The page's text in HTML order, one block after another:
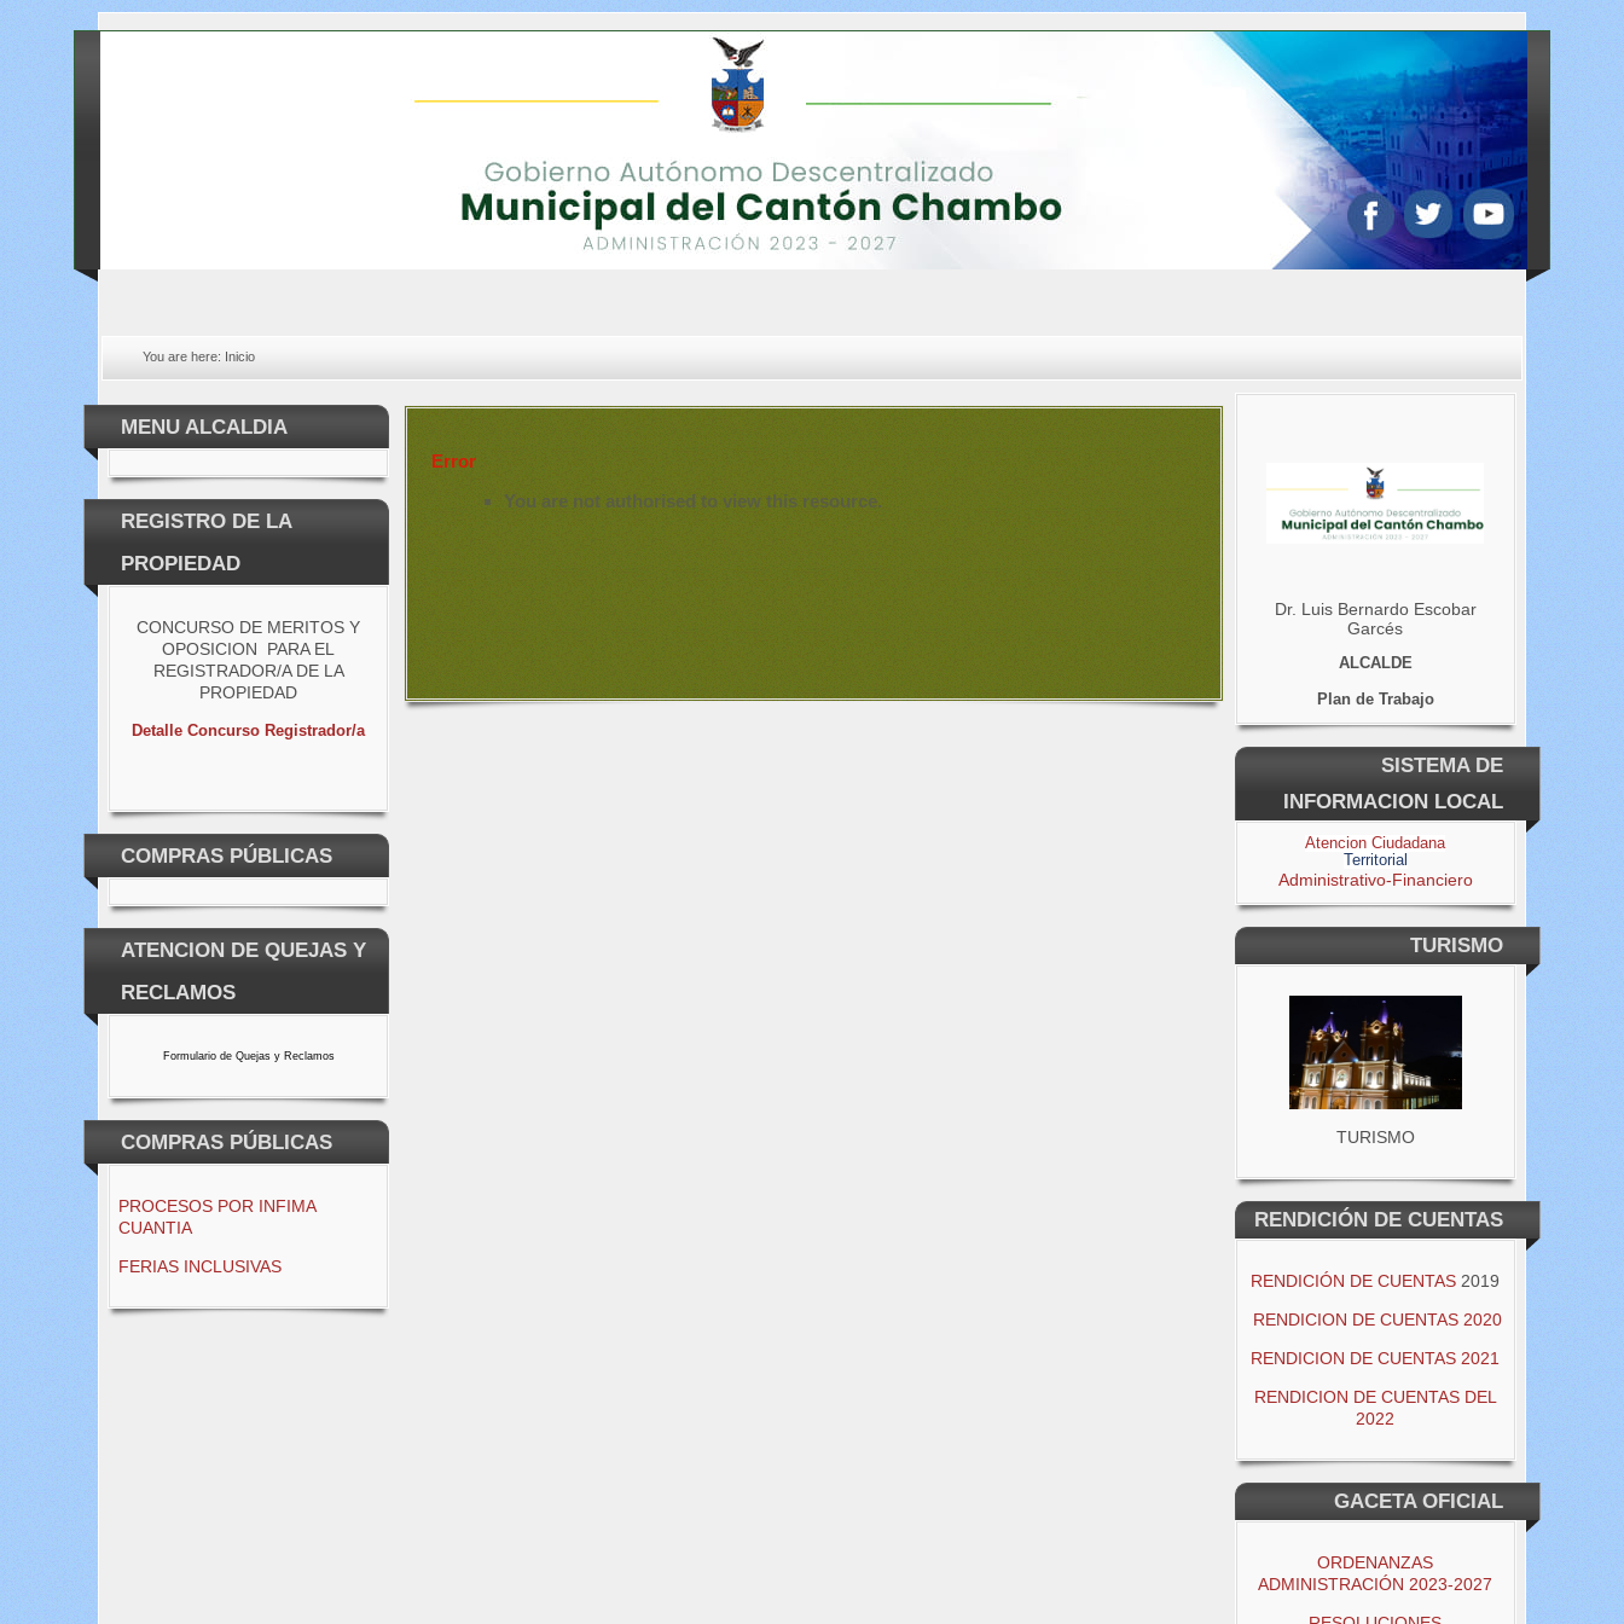
You are here: Inicio
MENU ALCALDIA
REGISTRO DE LA
PROPIEDAD
CONCURSO DE MERITOS Y
OPOSICION PARA EL
REGISTRADOR/A DE LA
PROPIEDAD
Detalle Concurso Registrador/a
COMPRAS PÚBLICAS
ATENCION DE QUEJAS Y
RECLAMOS
Formulario de Quejas y Reclamos
COMPRAS PÚBLICAS
PROCESOS POR INFIMA
CUANTIA
FERIAS INCLUSIVAS
Error
You are not authorised to view this resource.
Dr. Luis Bernardo Escobar
Garcés
ALCALDE
Plan de Trabajo
SISTEMA DE
INFORMACION LOCAL
Atencion Ciudadana
Territorial
Administrativo-Financiero
TURISMO
TURISMO
RENDICIÓN DE CUENTAS
RENDICIÓN DE CUENTAS 2019
RENDICION DE CUENTAS 2020
RENDICION DE CUENTAS 2021
RENDICION DE CUENTAS DEL
2022
GACETA OFICIAL
ORDENANZAS
ADMINISTRACIÓN 2023-2027